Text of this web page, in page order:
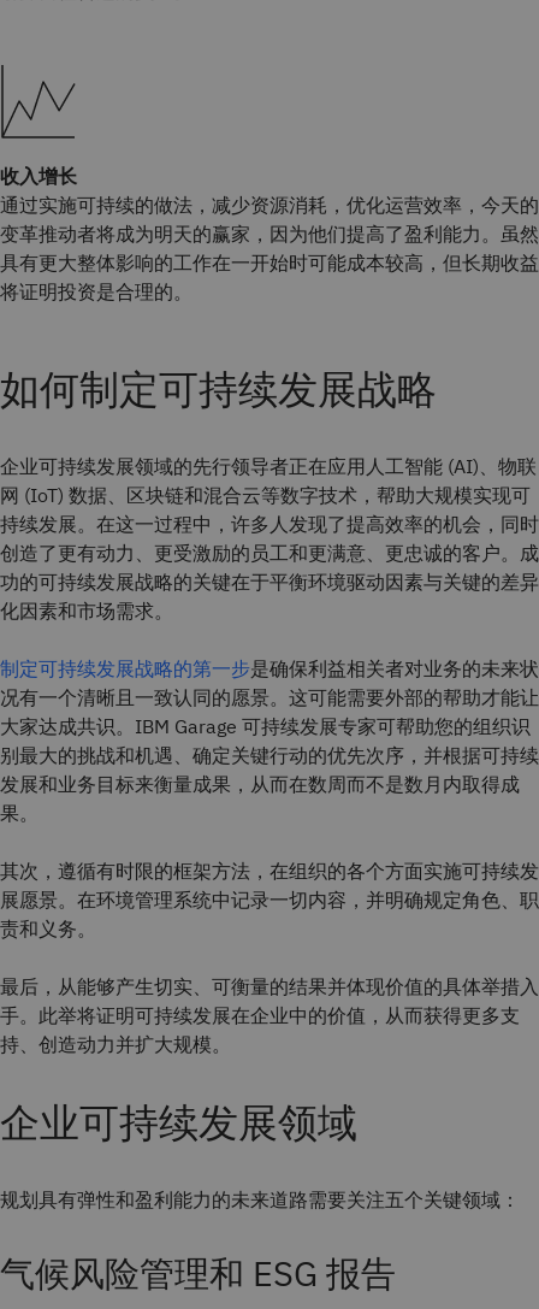
收入增长
通过实施可持续的做法，减少资源消耗，优化运营效率，今天的
变革推动者将成为明天的赢家，因为他们提高了盈利能力。虽然
具有更大整体影响的工作在一开始时可能成本较高，但长期收益
将证明投资是合理的。
如何制定可持续发展战略
企业可持续发展领域的先行领导者正在应用人工智能 (AI)、物联
网 (IoT) 数据、区块链和混合云等数字技术，帮助大规模实现可
持续发展。在这一过程中，许多人发现了提高效率的机会，同时
创造了更有动力、更受激励的员工和更满意、更忠诚的客户。成
功的可持续发展战略的关键在于平衡环境驱动因素与关键的差异
化因素和市场需求。
制定可持续发展战略的第一步是确保利益相关者对业务的未来状
况有一个清晰且一致认同的愿景。这可能需要外部的帮助才能让
大家达成共识。IBM Garage 可持续发展专家可帮助您的组织识
别最大的挑战和机遇、确定关键行动的优先次序，并根据可持续
发展和业务目标来衡量成果，从而在数周而不是数月内取得成
果。
其次，遵循有时限的框架方法，在组织的各个方面实施可持续发
展愿景。在环境管理系统中记录一切内容，并明确规定角色、职
责和义务。
最后，从能够产生切实、可衡量的结果并体现价值的具体举措入
手。此举将证明可持续发展在企业中的价值，从而获得更多支
持、创造动力并扩大规模。
企业可持续发展领域
规划具有弹性和盈利能力的未来道路需要关注五个关键领域：
气候风险管理和 ESG 报告